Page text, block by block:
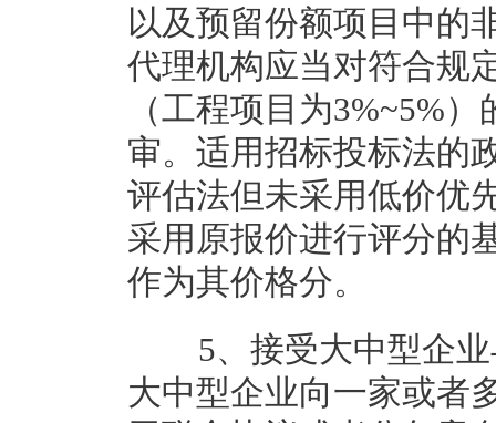
以及预留份额项目中的
代理机构应当对符合规
（工程项目为3%~5%
审。适用招标投标法的
评估法但未采用低价优
采用原报价进行评分的
作为其价格分。
5、接受大中型企业
大中型企业向一家或者